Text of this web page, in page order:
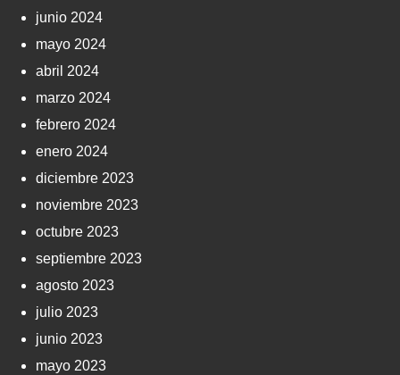
junio 2024
mayo 2024
abril 2024
marzo 2024
febrero 2024
enero 2024
diciembre 2023
noviembre 2023
octubre 2023
septiembre 2023
agosto 2023
julio 2023
junio 2023
mayo 2023